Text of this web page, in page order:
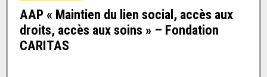
AAP « Maintien du lien social, accès aux
droits, accès aux soins » – Fondation
CARITAS